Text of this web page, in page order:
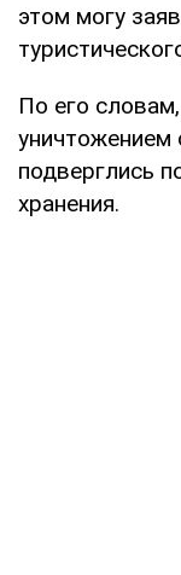
этом могу
По его
уничтожением
подверглись
хранения.